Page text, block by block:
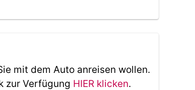
mit dem Auto anreisen wollen.
zur Verfügung HIER klicken.